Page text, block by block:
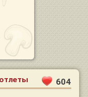
604